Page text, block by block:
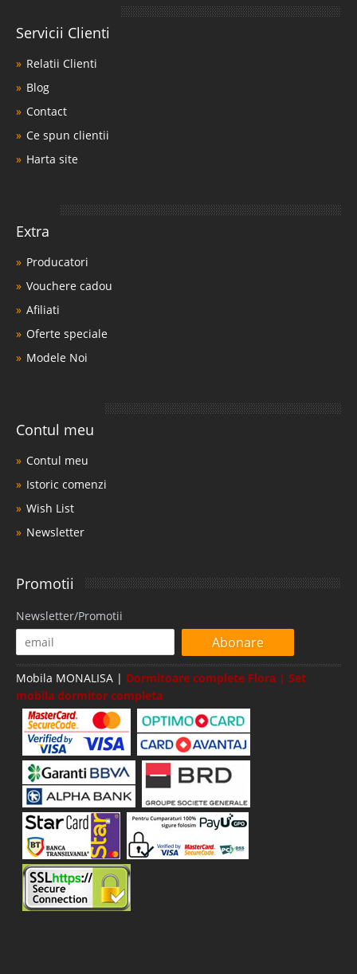
Servicii Clienti
Relatii Clienti
Blog
Contact
Ce spun clientii
Harta site
Extra
Producatori
Vouchere cadou
Afiliati
Oferte speciale
Modele Noi
Contul meu
Contul meu
Istoric comenzi
Wish List
Newsletter
Promotii
Newsletter/Promotii
Abonare
Mobila MONALISA | Dormitoare complete Flora | Set
mobila dormitor completa